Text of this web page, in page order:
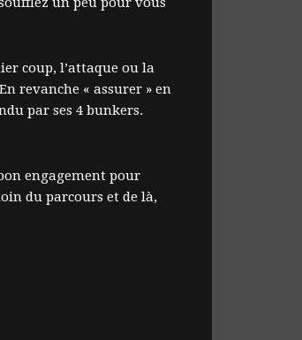
coup, l’attaque ou la
revanche « assurer » en
par ses 4 bunkers.
engagement pour
du parcours et de là,